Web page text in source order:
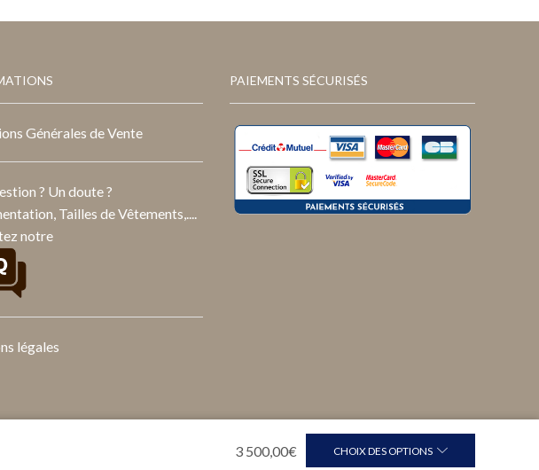
Générales de Vente
? Un doute ?
Tailles de Vêtements,....
notre
légales
PAIEMENTS SÉCURISÉS
Suivi de commande Nous contacter FAQ
3 500,00€ CHOIX DES OPTIONS